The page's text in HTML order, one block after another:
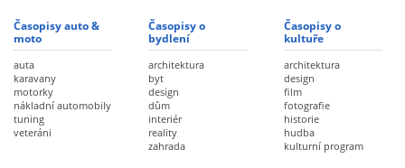
Časopisy auto &
moto
auta
karavany
motorky
nákladní automobily
tuning
veteráni
Časopisy o
bydlení
architektura
byt
design
dům
interiér
reality
zahrada
Časopisy o
kultuře
architektura
design
film
fotografie
historie
hudba
kulturní program